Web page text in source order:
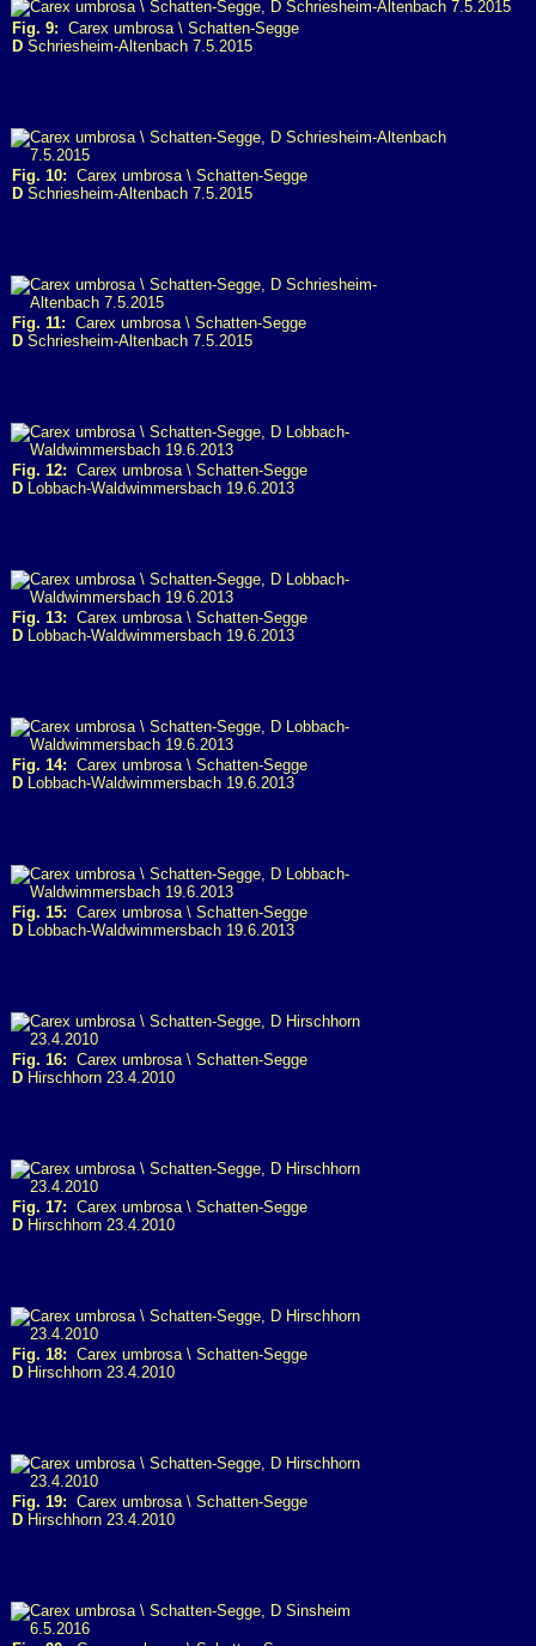
Fig. 9: Carex umbrosa \ Schatten-Segge
D Schriesheim-Altenbach 7.5.2015
Fig. 10: Carex umbrosa \ Schatten-Segge
D Schriesheim-Altenbach 7.5.2015
Fig. 11: Carex umbrosa \ Schatten-Segge
D Schriesheim-Altenbach 7.5.2015
Fig. 12: Carex umbrosa \ Schatten-Segge
D Lobbach-Waldwimmersbach 19.6.2013
Fig. 13: Carex umbrosa \ Schatten-Segge
D Lobbach-Waldwimmersbach 19.6.2013
Fig. 14: Carex umbrosa \ Schatten-Segge
D Lobbach-Waldwimmersbach 19.6.2013
Fig. 15: Carex umbrosa \ Schatten-Segge
D Lobbach-Waldwimmersbach 19.6.2013
Fig. 16: Carex umbrosa \ Schatten-Segge
D Hirschhorn 23.4.2010
Fig. 17: Carex umbrosa \ Schatten-Segge
D Hirschhorn 23.4.2010
Fig. 18: Carex umbrosa \ Schatten-Segge
D Hirschhorn 23.4.2010
Fig. 19: Carex umbrosa \ Schatten-Segge
D Hirschhorn 23.4.2010